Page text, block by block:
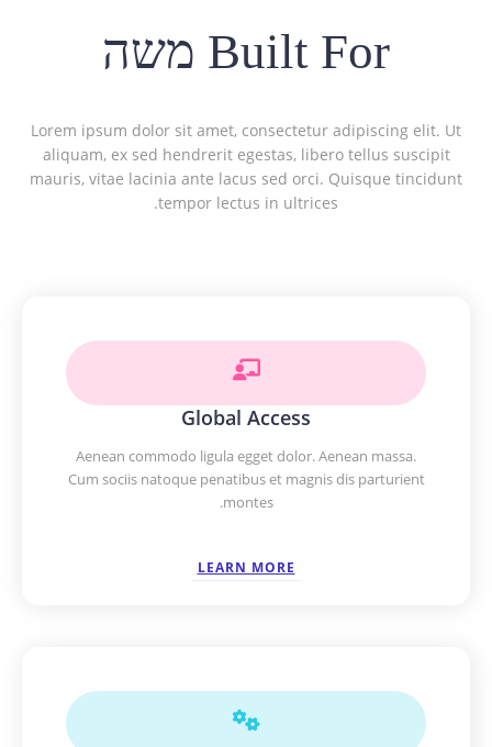
Built For משה
Lorem ipsum dolor sit amet, consectetur adipiscing elit. Ut
aliquam, ex sed hendrerit egestas, libero tellus suscipit
mauris, vitae lacinia ante lacus sed orci. Quisque tincidunt
tempor lectus in ultrices.
Global Access
Aenean commodo ligula egget dolor. Aenean massa.
Cum sociis natoque penatibus et magnis dis parturient
montes.
LEARN MORE